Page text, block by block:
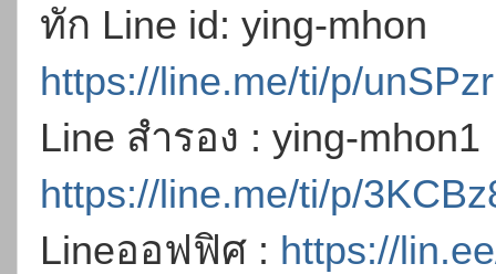
ทัก Line id: ying-mhon
https://line.me/ti/p/
Line สำรอง : ying-mhon1
https://line.me/ti/p/
Lineออฟฟิศ : https://